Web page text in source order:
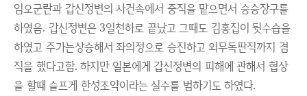
임오군란과 갑신정변의 사건속에서 중직을 맡으면서 승승장구를
하였음. 갑신정변은 3일천하로 끝났고 그때도 김홍집이 뒷수습을
하였고 주가는상승해서 좌의정으로 승진하고 외무독판직까지 겸
직을 했다고함. 하지만 일본에게 갑신정변의 피해에 관해서 협상
을 할때 슬프게 한성조약이라는 실수를 범하기도 하였다.